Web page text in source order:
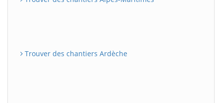
Trouver des chantiers Ardèche